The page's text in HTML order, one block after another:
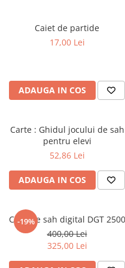
Caiet de partide
17,00 Lei
ADAUGA IN COS
Carte : Ghidul jocului de sah
pentru elevi
52,86 Lei
ADAUGA IN COS
-19%
Ceas de sah digital DGT 2500
400,00 Lei
325,00 Lei